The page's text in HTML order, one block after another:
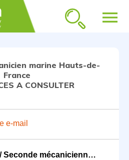
menu
marine Hauts-de-
France
A CONSULTER
e-mail
Second mécanicien / Seconde mécanicienne (H/F)